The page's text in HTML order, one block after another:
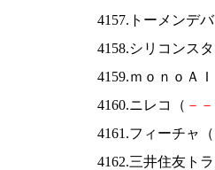
4157.トーメンデ
4158.シリコンス
4159.ｍｏｎｏＡ
4160.ニレコ（ － －
4161.フィーチャ（
4162.三井住友ト